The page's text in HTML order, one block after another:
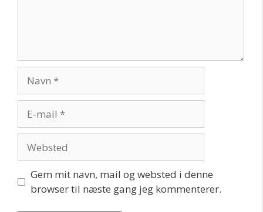
mail
Gem mit navn, mail og websted i denne
browser til næste gang jeg kommenterer.